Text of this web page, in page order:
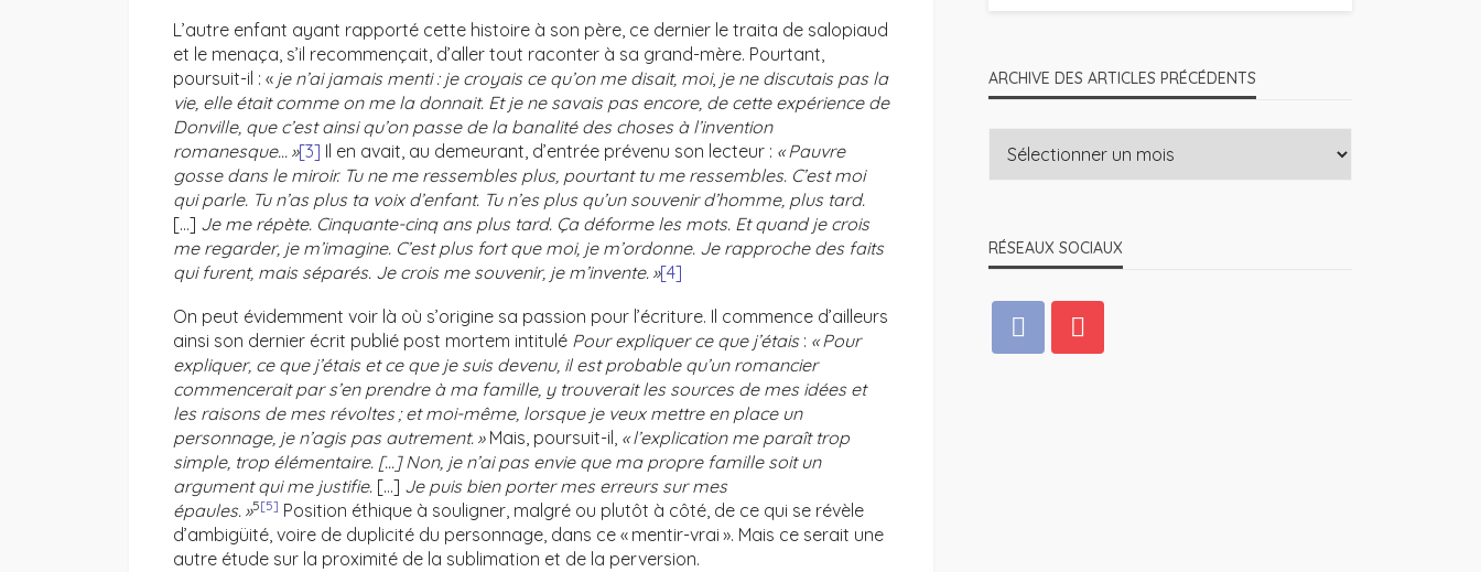
L’autre enfant ayant rapporté cette histoire à son père, ce dernier le traita de salopiaud
et le menaça, s’il recommençait, d’aller tout raconter à sa grand-mère. Pourtant,
poursuit-il : « je n’ai jamais menti : je croyais ce qu’on me disait, moi, je ne discutais pas la
vie, elle était comme on me la donnait. Et je ne savais pas encore, de cette expérience de
Donville, que c’est ainsi qu’on passe de la banalité des choses à l’invention
romanesque… »[3] Il en avait, au demeurant, d’entrée prévenu son lecteur : « Pauvre
gosse dans le miroir. Tu ne me ressembles plus, pourtant tu me ressembles. C’est moi
qui parle. Tu n’as plus ta voix d’enfant. Tu n’es plus qu’un souvenir d’homme, plus tard.
[…] Je me répète. Cinquante-cinq ans plus tard. Ça déforme les mots. Et quand je crois
me regarder, je m’imagine. C’est plus fort que moi, je m’ordonne. Je rapproche des faits
qui furent, mais séparés. Je crois me souvenir, je m’invente. »[4]
On peut évidemment voir là où s’origine sa passion pour l’écriture. Il commence d’ailleurs
ainsi son dernier écrit publié post mortem intitulé Pour expliquer ce que j’étais : « Pour
expliquer, ce que j’étais et ce que je suis devenu, il est probable qu’un romancier
commencerait par s’en prendre à ma famille, y trouverait les sources de mes idées et
les raisons de mes révoltes ; et moi-même, lorsque je veux mettre en place un
personnage, je n’agis pas autrement. »Mais, poursuit-il, « l’explication me paraît trop
simple, trop élémentaire. […] Non, je n’ai pas envie que ma propre famille soit un
argument qui me justifie. […] Je puis bien porter mes erreurs sur mes
épaules. »5[5] Position éthique à souligner, malgré ou plutôt à côté, de ce qui se révèle
d’ambigüité, voire de duplicité du personnage, dans ce « mentir-vrai ». Mais ce serait une
autre étude sur la proximité de la sublimation et de la perversion.
ARCHIVE DES ARTICLES PRÉCÉDENTS
RÉSEAUX SOCIAUX